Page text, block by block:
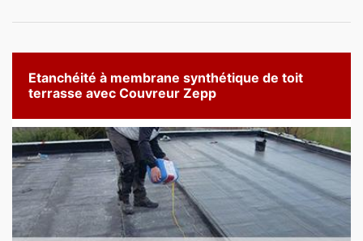
Etanchéité à membrane synthétique de toit
terrasse avec Couvreur Zepp